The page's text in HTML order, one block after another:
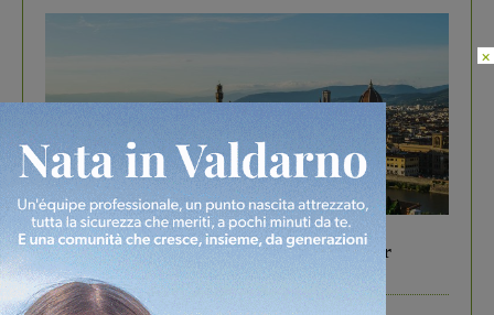
In vetrina 6 Agosto 2026
Gita di famiglia a Firenze: 5 idee per far
divertire i tuoi figli
×